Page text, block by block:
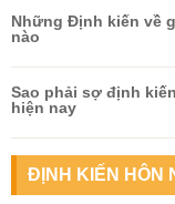
Những Định kiến về
nào
Sao phải sợ định
hiện nay
ĐỊNH KIẾN HÔN